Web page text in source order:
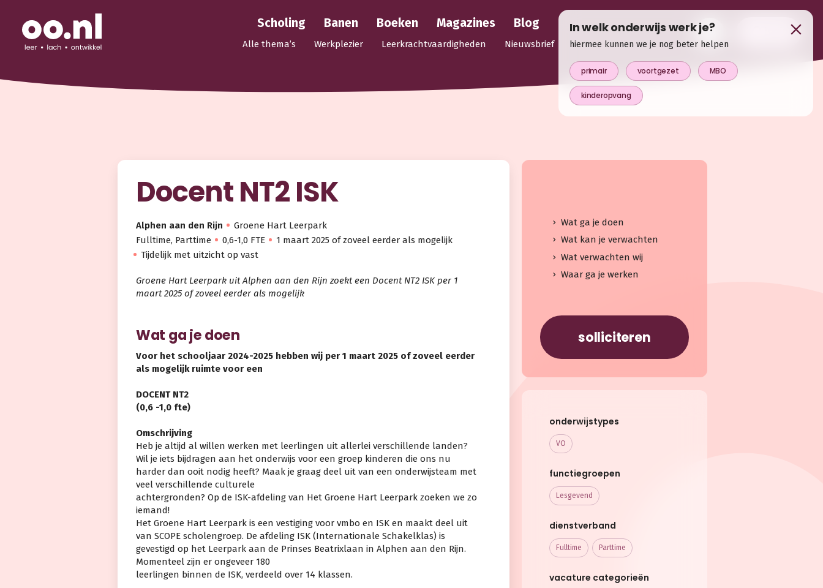
Scholing Banen Boeken Magazines Blog
Alle thema’s Werkplezier Leerkrachtvaardigheden Nieuwsbrief
Docent NT2 ISK
Alphen aan den Rijn
Groene Hart Leerpark
Fulltime, Parttime
0,6-1,0 FTE
1 maart 2025 of zoveel eerder als mogelijk
Tijdelijk met uitzicht op vast
Groene Hart Leerpark uit Alphen aan den Rijn zoekt een Docent NT2 ISK per 1
maart 2025 of zoveel eerder als mogelijk
Wat ga je doen
Voor het schooljaar 2024-2025 hebben wij per 1 maart 2025 of zoveel eerder
als mogelijk ruimte voor een
DOCENT NT2
(0,6 -1,0 fte)
Omschrijving
Heb je altijd al willen werken met leerlingen uit allerlei verschillende landen?
Wil je iets bijdragen aan het onderwijs voor een groep kinderen die ons nu
harder dan ooit nodig heeft? Maak je graag deel uit van een onderwijsteam met
veel verschillende culturele
achtergronden? Op de ISK-afdeling van Het Groene Hart Leerpark zoeken we zo
iemand!
Het Groene Hart Leerpark is een vestiging voor vmbo en ISK en maakt deel uit
van SCOPE scholengroep. De afdeling ISK (Internationale Schakelklas) is
gevestigd op het Leerpark aan de Prinses Beatrixlaan in Alphen aan den Rijn.
Momenteel zijn er ongeveer 180
leerlingen binnen de ISK, verdeeld over 14 klassen.
Wat ga je doen
Wat kan je verwachten
Wat verwachten wij
Waar ga je werken
solliciteren
onderwijstypes
VO
functiegroepen
Lesgevend
dienstverband
Fulltime Parttime
vacature categorieën
In welk onderwijs werk je?
hiermee kunnen we je nog beter helpen
primair voortgezet MBO
kinderopvang